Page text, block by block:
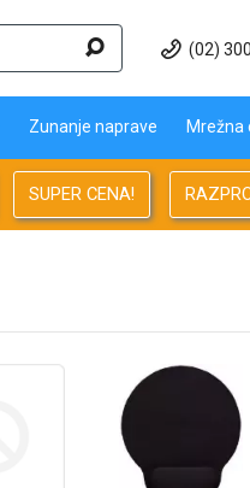
(02)
Zunanje naprave Mrežna
SUPER CENA!